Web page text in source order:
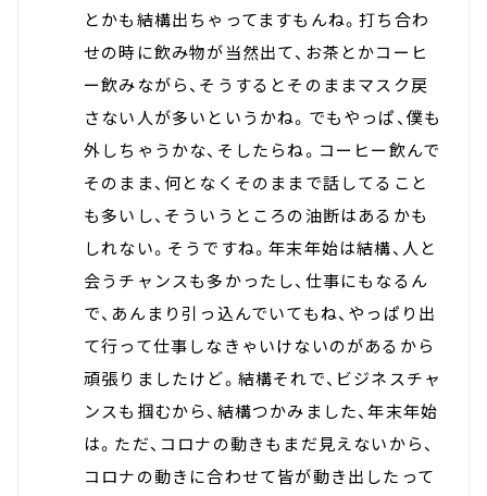
とかも結構出ちゃってますもんね。打ち合わ
せの時に飲み物が当然出て、お茶とかコーヒ
ー飲みながら、そうするとそのままマスク戻
さない人が多いというかね。でもやっぱ、僕も
外しちゃうかな、そしたらね。コーヒー飲んで
そのまま、何となくそのままで話してること
も多いし、そういうところの油断はあるかも
しれない。そうですね。年末年始は結構、人と
会うチャンスも多かったし、仕事にもなるん
で、あんまり引っ込んでいてもね、やっぱり出
て行って仕事しなきゃいけないのがあるから
頑張りましたけど。結構それで、ビジネスチャ
ンスも掴むから、結構つかみました、年末年始
は。ただ、コロナの動きもまだ見えないから、
コロナの動きに合わせて皆が動き出したって